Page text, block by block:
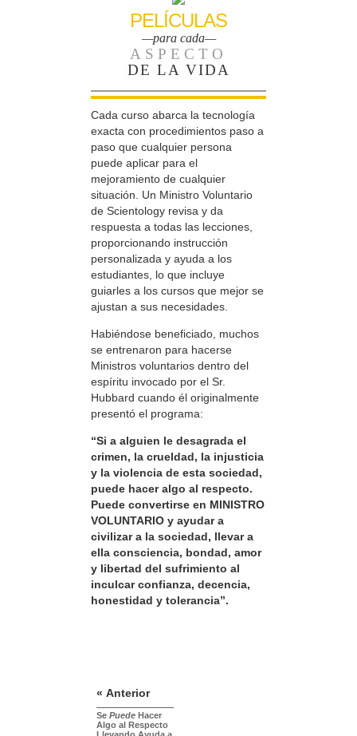
PELÍCULAS
—para cada—
ASPECTO
DE LA VIDA
Cada curso abarca la tecnología
exacta con procedimientos paso a
paso que cualquier persona
puede aplicar para el
mejoramiento de cualquier
situación. Un Ministro Voluntario
de Scientology revisa y da
respuesta a todas las lecciones,
proporcionando instrucción
personalizada y ayuda a los
estudiantes, lo que incluye
guiarles a los cursos que mejor se
ajustan a sus necesidades.
Habiéndose beneficiado, muchos
se entrenaron para hacerse
Ministros voluntarios dentro del
espíritu invocado por el Sr.
Hubbard cuando él originalmente
presentó el programa:
“Si a alguien le desagrada el
crimen, la crueldad, la injusticia
y la violencia de esta sociedad,
puede hacer algo al respecto.
Puede convertirse en MINISTRO
VOLUNTARIO y ayudar a
civilizar a la sociedad, llevar a
ella consciencia, bondad, amor
y libertad del sufrimiento al
inculcar confianza, decencia,
honestidad y tolerancia”.
« Anterior
Se Puede Hacer
Algo al Respecto